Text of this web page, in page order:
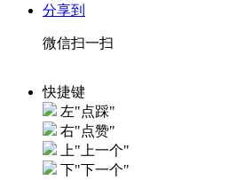
分享到
微信扫一扫
快捷键
左"点踩"
右"点赞"
上"上一个"
下"下一个"